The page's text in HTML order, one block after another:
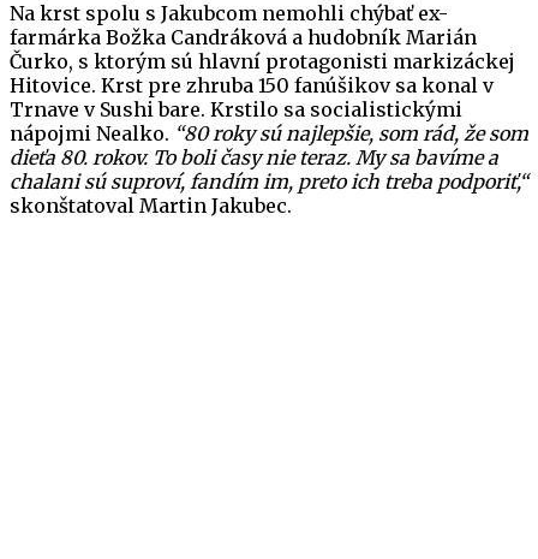
Na krst spolu s Jakubcom nemohli chýbať ex-
farmárka Božka Candráková a hudobník Marián
Čurko, s ktorým sú hlavní protagonisti markizáckej
Hitovice. Krst pre zhruba 150 fanúšikov sa konal v
Trnave v Sushi bare. Krstilo sa socialistickými
nápojmi Nealko. “80 roky sú najlepšie, som rád, že som
dieťa 80. rokov. To boli časy nie teraz. My sa bavíme a
chalani sú suproví, fandím im, preto ich treba podporiť,“
skonštatoval Martin Jakubec.